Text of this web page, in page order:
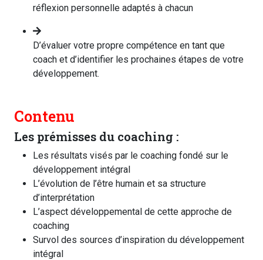
réflexion personnelle adaptés à chacun
D’évaluer votre propre compétence en tant que
coach et d’identifier les prochaines étapes de votre
développement.
Contenu
Les prémisses du coaching :
Les résultats visés par le coaching fondé sur le
développement intégral
L’évolution de l’être humain et sa structure
d’interprétation
L’aspect développemental de cette approche de
coaching
Survol des sources d’inspiration du développement
intégral